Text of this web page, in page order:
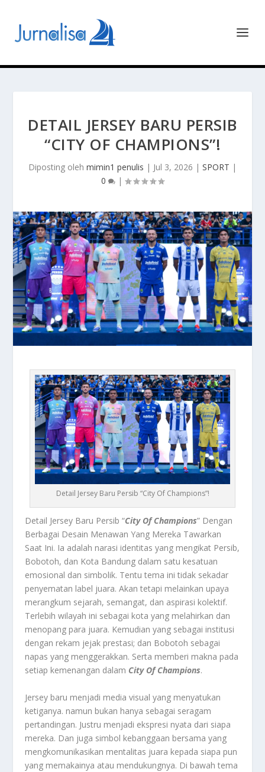
DETAIL JERSEY BARU PERSIB
“CITY OF CHAMPIONS”!
Diposting oleh mimin1 penulis | Jul 3, 2026 | SPORT |
0
|
Detail Jersey Baru Persib “City Of Champions”!
Detail Jersey Baru Persib “City Of Champions” Dengan
Berbagai Desain Menawan Yang Mereka Tawarkan
Saat Ini. Ia adalah narasi identitas yang mengikat Persib,
Bobotoh, dan Kota Bandung dalam satu kesatuan
emosional dan simbolik. Tentu tema ini tidak sekadar
penyematan label juara. Akan tetapi melainkan upaya
merangkum sejarah, semangat, dan aspirasi kolektif.
Terlebih wilayah ini sebagai kota yang melahirkan dan
menopang para juara. Kemudian yang sebagai institusi
dengan rekam jejak prestasi; dan Bobotoh sebagai
napas yang menggerakkan. Serta memberi makna pada
setiap kemenangan dalam City Of Champions.
Jersey baru menjadi media visual yang menyatukan
ketiganya. namun bukan hanya sebagai seragam
pertandingan. Justru menjadi ekspresi nyata dari siapa
mereka. Dan juga simbol kebanggaan bersama yang
mengkomunikasikan mentalitas juara kepada siapa pun
yang memakainya atau mendukungnya. Di bawah tema